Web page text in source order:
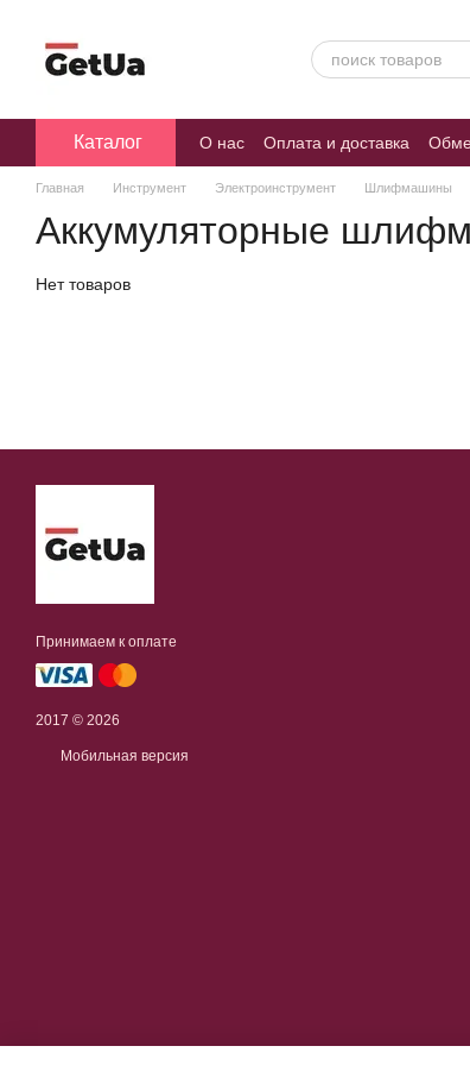
Каталог О нас Оплата и доставка
Главная Инструмент Электроинструмент Шлифмашины
Аккумуляторные
Нет товаров
Принимаем к оплате
2017 © 2026
Мобильная версия